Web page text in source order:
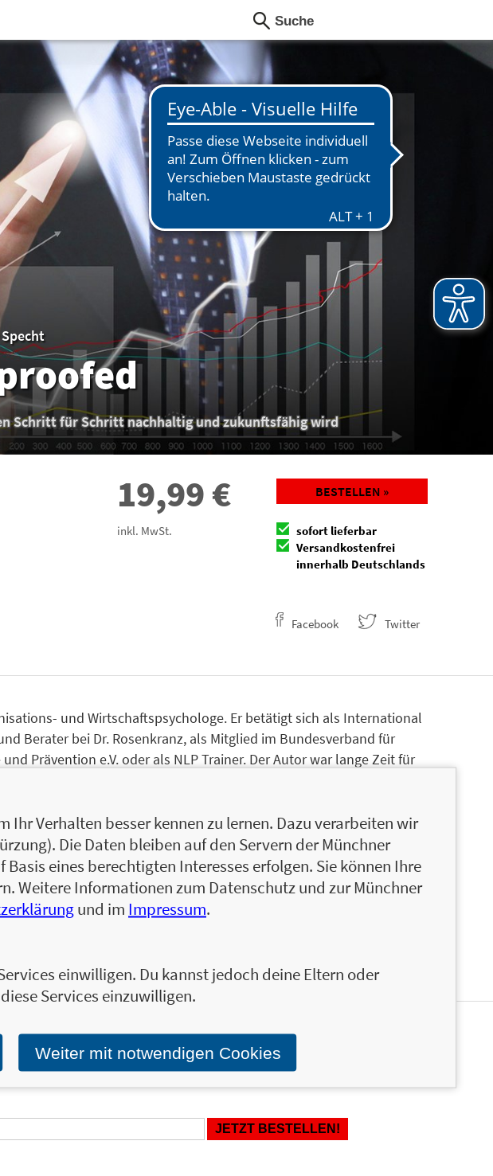
Schritt für Schritt nachhaltig und zukunftsfähig wird
19,99€
inkl. MwSt.
BESTELLEN »
sofort lieferbar
Versandkostenfrei
innerhalb Deutschlands
Facebook Twitter
und Wirtschaftspsychologe. Er betätigt sich als International
Berater bei Dr. Rosenkranz, als Mitglied im Bundesverband für
Prävention e.V. oder als NLP Trainer. Der Autor war lange Zeit für
2007 Unternehmensberater bei Horvath und Accenture und bis 2019
bei Media Markt und Saturn Deutschland zuständig.
GmbH als selbstständiger Berater tätig, coached
»alpha mal anders« und unterrichtet seit 2013 als Dozent an
Ingolstadt.
Neuerscheinungen und ähnliche Produkte informiert werden.
auf dem aktuellen Stand über das Programm der Münchner Verlagsgruppe.
Verhalten besser kennen zu lernen. Dazu verarbeiten wir
Die Daten bleiben auf den Servern der Münchner
eines berechtigten Interesses erfolgen. Sie können Ihre
Weitere Informationen zum Datenschutz und zur Münchner
und im Impressum.
einwilligen. Du kannst jedoch deine Eltern oder
Services einzuwilligen.
Weiter mit notwendigen Cookies